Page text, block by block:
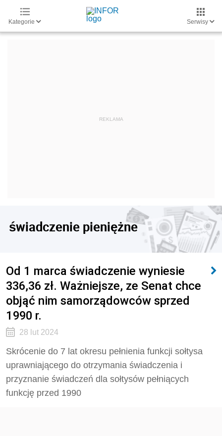
Kategorie Serwisy
świadczenie pieniężne
Od 1 marca świadczenie wyniesie
336,36 zł. Ważniejsze, ze Senat chce
objąć nim samorządowców sprzed
1990 r.
28 lut 2024
Skrócenie do 7 lat okresu pełnienia funkcji sołtysa
uprawniającego do otrzymania świadczenia i
przyznanie świadczeń dla sołtysów pełniących
funkcję przed 1990